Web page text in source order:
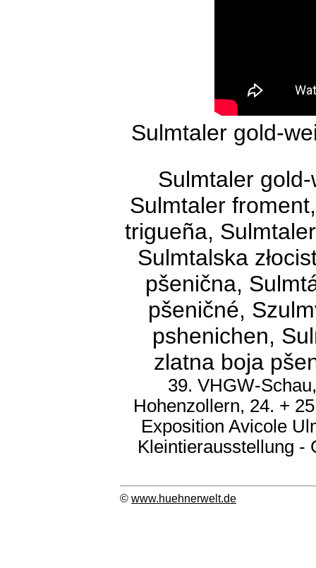
Sulmtaler gold-
Sulmtaler
Sulmtaler
trigueña,
Sulmtalska
pšenična,
pšeničné,
pshenichen,
zlatna boja
39. VHGW-
Hohenzollern, 24. +
Exposition Avicole
Kleintierausstellung -
© www.huehnerwelt.de